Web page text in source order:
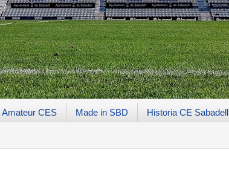
Amateur CES Made in SBD Historia CE Sabadell